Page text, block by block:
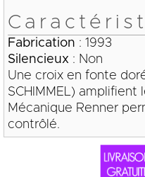
Fabrication : 1993
Silencieux : Non
Une croix en fonte
SCHIMMEL) amplifient
Mécanique Renner
contrôlé.